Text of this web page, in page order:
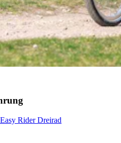
Rider Dreirad